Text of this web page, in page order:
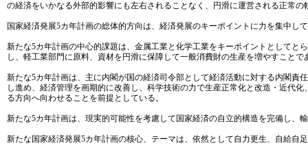
の経済をいかなる外部的影響にも左右されることなく、円滑に運営される正常
国家経済発展5カ年計画の総体的方向は、経済発展のキーポイントに力を集中
新たな5カ年計画の中心的課題は、金属工業と化学工業をキーポイントとして
し、軽工業部門に原料、資材を円滑に保障して一般消費財の生産を増やすことで
新たな5カ年計画は、主に内閣が国の経済司令部として経済活動に対する内閣
し進め、経済管理を画期的に改善し、科学技術の力で生産正常化と改造・近代
る方向へ向わせることを前提としている。
新たな5カ年計画は、現実的可能性を考慮して国家経済の自立的構造を完備し、
新たな国家経済発展5カ年計画の核心、テーマは、依然として自力更生、自給自